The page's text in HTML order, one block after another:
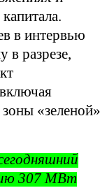
в интервью
в разрезе,
«зеленой»
307 МВт